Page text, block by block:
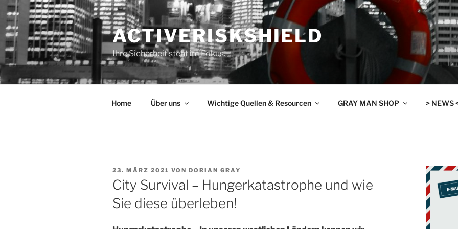
Zum
Inhalt
springen
ACTIVERISKSHIELD
Ihre Sicherheit steht im Fokus.
Home Über uns Wichtige Quellen & Resourcen GRAY MAN SHOP > NEWS
VERÖFFENTLICHT
AM
23. MÄRZ 2021 VON DORIAN GRAY
City Survival – Hungerkatastrophe und wie
Sie diese überleben!